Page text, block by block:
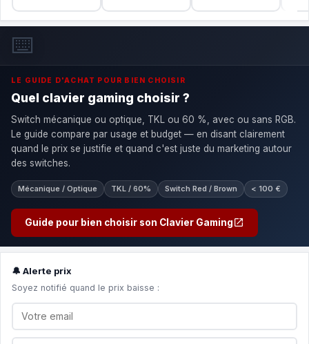
⌨️
LE GUIDE D'ACHAT POUR BIEN CHOISIR
Quel clavier gaming choisir ?
Switch mécanique ou optique, TKL ou 60 %, avec ou sans RGB.
Le guide compare par usage et budget — en disant clairement
quand le prix se justifie et quand c'est juste du marketing autour
des switches.
Mécanique / Optique TKL / 60% Switch Red / Brown < 100 €
Guide pour bien choisir son Clavier Gaming
🔔 Alerte prix
Soyez notifié quand le prix baisse :